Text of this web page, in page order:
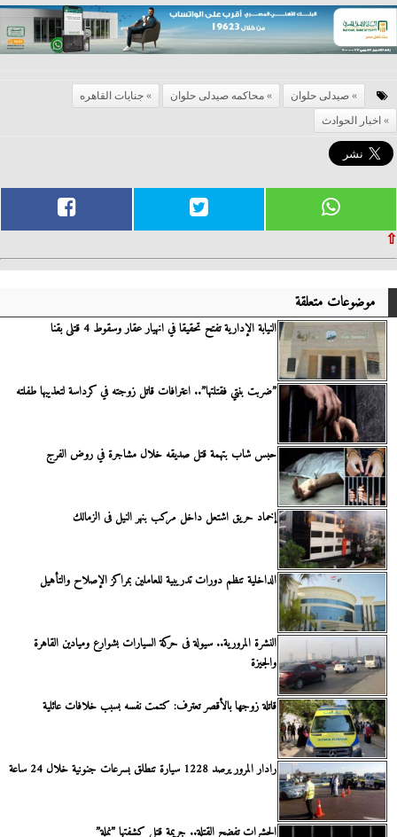
صيدلى حلوان محاكمه صيدلى حلوان
جنايات القاهره
اخبار الحوادث
⇧
موضوعات متعلقة
النيابة الإدارية تفتح تحقيقا في انهيار عقار وسقوط 4 قتلى بقنا
”ضربت بنتي فقتلتها”.. اعترافات قاتل زوجته في كرداسة لتعذيبها طفلته
حبس شاب بتهمة قتل صديقه خلال مشاجرة في روض الفرج
إخماد حريق اشتعل داخل مركب بنهر النيل فى الزمالك
الداخلية تنظم دورات تدريبية للعاملين بمراكز الإصلاح والتأهيل
النشرة المرورية.. سيولة فى حركة السيارات بشوارع وميادين القاهرة
والجيزة
قاتلة زوجها بالأقصر تعترف: كتمت نفسه بسبب خلافات عائلية
رادار المرور يرصد 1228 سيارة تنطلق بسرعات جنونية خلال 24 ساعة
الحشرات تفضح القتلة.. جريمة قتل كشفتها ”نملة”